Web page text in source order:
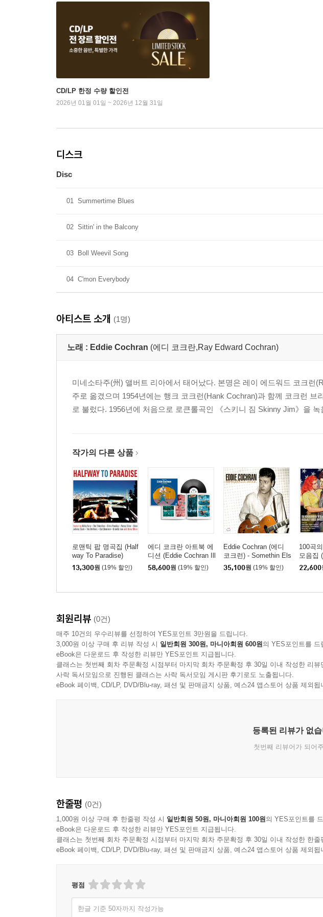
CD/LP 한정 수량 할인전
2026년 01월 01일 ~ 2026년 12월 31일
디스크
Disc
01 Summertime Blues
02 Sittin' in the Balcony
03 Boll Weevil Song
04 C'mon Everybody
아티스트 소개 (1명)
노래 : Eddie Cochran (에디 코크란,Ray Edward Cochran)
미네소타주(州) 앨버트 리아에서 태어났다. 본명은 레이 에드워드 코크런
주로 옮겼으며 1954년에는 행크 코크런(Hank Cochran)과 함께 코크런
로 불렀다. 1956년에 처음으로 로큰롤곡인 《스키니 짐 Skinny Jim》을
작가의 다른 상품
로맨틱 팝 명곡집 (Half
way To Paradise)
13,300원 (19% 할인)
에디 코크란 아트북 에
디션 (Eddie Cochran Ill
ustrated by Max Caban
es) [LP]
58,600원 (19% 할인)
Eddie Cochran (에디
코크런) - Somethin Els
e [2LP]
35,100원 (19% 할인)
100곡
모음집
Greats)
22,600
회원리뷰 (0건)
매주 10건의 우수리뷰를 선정하여 YES포인트 3만원을 드립니다.
3,000원 이상 구매 후 리뷰 작성 시 일반회원 300원, 마니아회원 600원의 YES포인트를 드
eBook은 다운로드 후 작성한 리뷰만 YES포인트 지급됩니다.
클래스는 첫번째 회차 주문확정 시점부터 마지막 회차 주문확정 후 30일 이내 작성한 리뷰
사락 독서모임으로 진행된 클래스는 사락 독서모임 게시판 후기로도 노출됩니다.
eBook 페이백, CD/LP, DVD/Blu-ray, 패션 및 판매금지 상품, 예스24 앱스토어 상품 제외됩
등록된 리뷰가 없
첫번째 리뷰어가 되어
한줄평 (0건)
1,000원 이상 구매 후 한줄평 작성 시 일반회원 50원, 마니아회원 100원의 YES포인트를
eBook은 다운로드 후 작성한 리뷰만 YES포인트 지급됩니다.
클래스는 첫번째 회차 주문확정 시점부터 마지막 회차 주문확정 후 30일 이내 작성한 한
eBook 페이백, CD/LP, DVD/Blu-ray, 패션 및 판매금지 상품, 예스24 앱스토어 상품 제외됩
평점
한글 기준 50자까지 작성가능